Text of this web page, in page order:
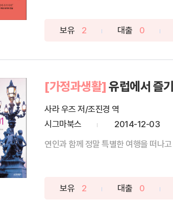
보유 2 대출 0
[가정과생활] 유럽에서 즐
사라 우즈 저/조진경 역
시그마북스
2014-12-03
연인과 함께 정말 특별한 여행을 떠나
보유 2 대출 0